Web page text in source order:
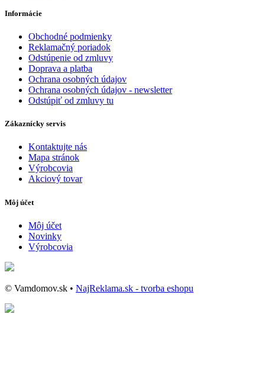
Informácie
Obchodné podmienky
Reklamačný poriadok
Odstúpenie od zmluvy
Doprava a platba
Ochrana osobných údajov
Ochrana osobných údajov - newsletter
Odstúpiť od zmluvy tu
Zákaznícky servis
Kontaktujte nás
Mapa stránok
Výrobcovia
Akciový tovar
Môj účet
Môj účet
Novinky
Výrobcovia
© Vamdomov.sk • NajReklama.sk - tvorba eshopu